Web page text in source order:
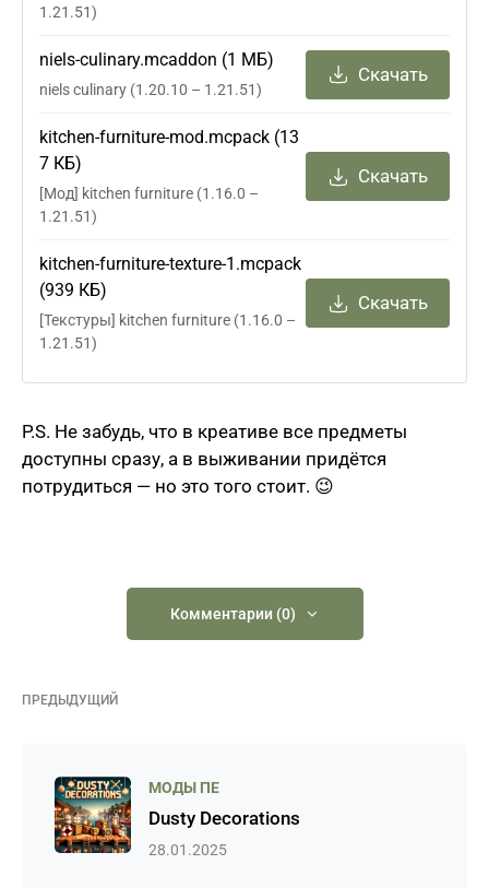
1.21.51)
niels-culinary.mcaddon (1 МБ)
niels culinary (1.20.10 – 1.21.51)
Скачать
kitchen-furniture-mod.mcpack (13
7 КБ)
[Мод] kitchen furniture (1.16.0 –
1.21.51)
Скачать
kitchen-furniture-texture-1.mcpack
(939 КБ)
[Текстуры] kitchen furniture (1.16.0 –
1.21.51)
Скачать
P.S. Не забудь, что в креативе все предметы
доступны сразу, а в выживании придётся
потрудиться — но это того стоит. 😉
Комментарии (0)
ПРЕДЫДУЩИЙ
МОДЫ ПЕ
Dusty Decorations
28.01.2025